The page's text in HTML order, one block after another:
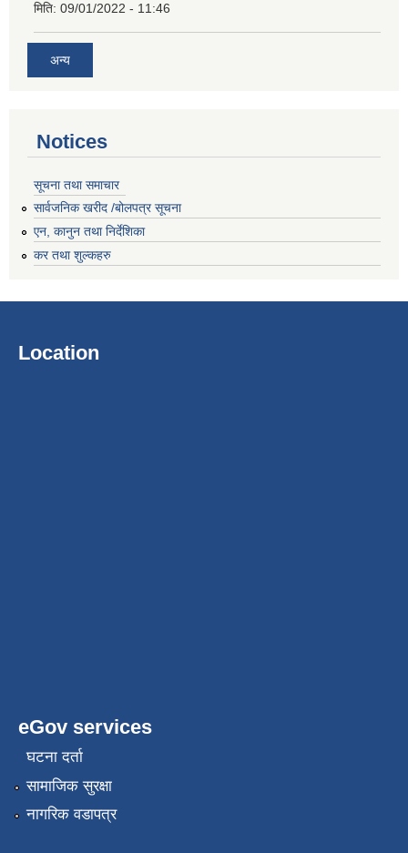
मिति: 09/01/2022 - 11:46
अन्य
Notices
सूचना तथा समाचार
सार्वजनिक खरीद /बोलपत्र सूचना
एन, कानुन तथा निर्देशिका
कर तथा शुल्कहरु
Location
eGov services
घटना दर्ता
सामाजिक सुरक्षा
नागरिक वडापत्र